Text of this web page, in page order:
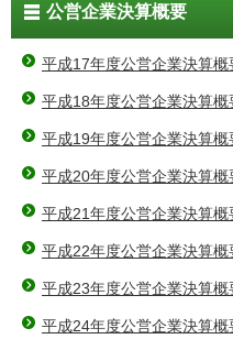
公営企業決算概要
平成17年度公営企業決算概
平成18年度公営企業決算概
平成19年度公営企業決算概
平成20年度公営企業決算概
平成21年度公営企業決算概
平成22年度公営企業決算概
平成23年度公営企業決算概
平成24年度公営企業決算概